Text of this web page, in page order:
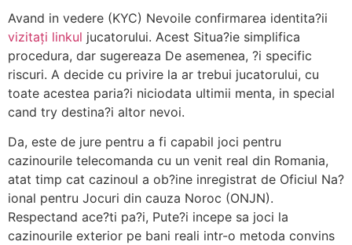
Avand in vedere (KYC) Nevoile confirmarea identita?ii
vizitați linkul jucatorului. Acest Situa?ie simplifica
procedura, dar sugereaza De asemenea, ?i specific
riscuri. A decide cu privire la ar trebui jucatorului, cu
toate acestea paria?i niciodata ultimii menta, in special
cand try destina?i altor nevoi.
Da, este de jure pentru a fi capabil joci pentru
cazinourile telecomanda cu un venit real din Romania,
atat timp cat cazinoul a ob?ine inregistrat de Oficiul Na?
ional pentru Jocuri din cauza Noroc (ONJN).
Respectand ace?ti pa?i, Pute?i incepe sa joci la
cazinourile exterior pe bani reali intr-o metoda convins